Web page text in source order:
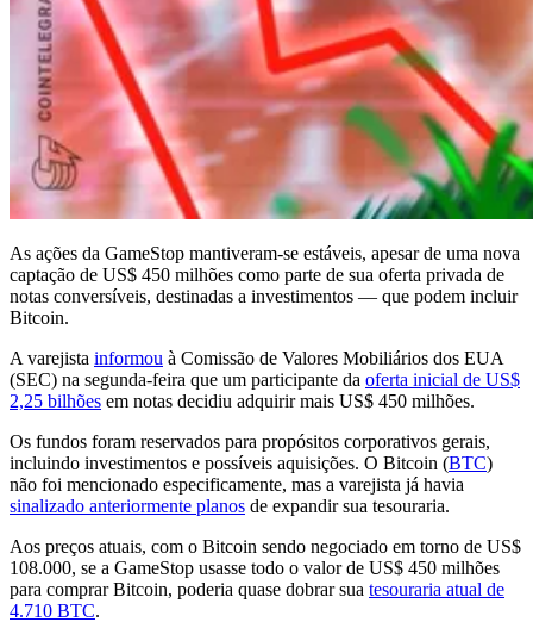
As ações da GameStop mantiveram-se estáveis, apesar de uma nova
captação de US$ 450 milhões como parte de sua oferta privada de
notas conversíveis, destinadas a investimentos — que podem incluir
Bitcoin.
A varejista informou à Comissão de Valores Mobiliários dos EUA
(SEC) na segunda-feira que um participante da oferta inicial de US$
2,25 bilhões em notas decidiu adquirir mais US$ 450 milhões.
Os fundos foram reservados para propósitos corporativos gerais,
incluindo investimentos e possíveis aquisições. O Bitcoin (BTC)
não foi mencionado especificamente, mas a varejista já havia
sinalizado anteriormente planos de expandir sua tesouraria.
Aos preços atuais, com o Bitcoin sendo negociado em torno de US$
108.000, se a GameStop usasse todo o valor de US$ 450 milhões
para comprar Bitcoin, poderia quase dobrar sua tesouraria atual de
4.710 BTC.